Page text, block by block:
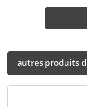
autres produits